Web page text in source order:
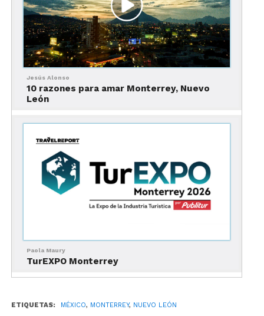
Estado que seguro conquistará el paladar de todos
nuestros visitantes.”
¿Quieres saber más sobre
Nuevo León?
Travel Report!
Jesús Alonso
10 razones para amar Monterrey, Nuevo
León
Paola Maury
TurEXPO Monterrey
ETIQUETAS: MÉXICO, MONTERREY, NUEVO LEÓN